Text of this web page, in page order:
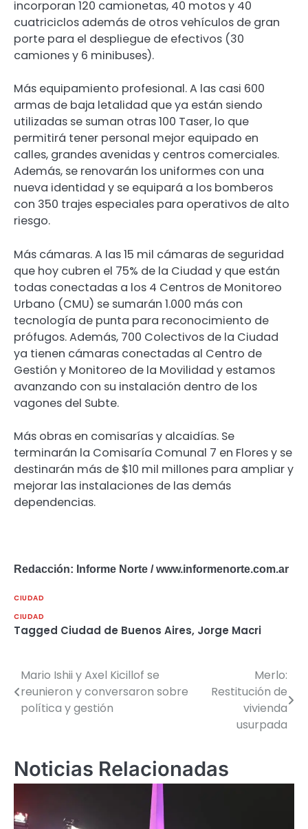
incorporan 120 camionetas, 40 motos y 40
cuatriciclos además de otros vehículos de gran
porte para el despliegue de efectivos (30
camiones y 6 minibuses).
Más equipamiento profesional. A las casi 600
armas de baja letalidad que ya están siendo
utilizadas se suman otras 100 Taser, lo que
permitirá tener personal mejor equipado en
calles, grandes avenidas y centros comerciales.
Además, se renovarán los uniformes con una
nueva identidad y se equipará a los bomberos
con 350 trajes especiales para operativos de alto
riesgo.
Más cámaras. A las 15 mil cámaras de seguridad
que hoy cubren el 75% de la Ciudad y que están
todas conectadas a los 4 Centros de Monitoreo
Urbano (CMU) se sumarán 1.000 más con
tecnología de punta para reconocimiento de
prófugos. Además, 700 Colectivos de la Ciudad
ya tienen cámaras conectadas al Centro de
Gestión y Monitoreo de la Movilidad y estamos
avanzando con su instalación dentro de los
vagones del Subte.
Más obras en comisarías y alcaidías. Se
terminarán la Comisaría Comunal 7 en Flores y se
destinarán más de $10 mil millones para ampliar y
mejorar las instalaciones de las demás
dependencias.
Redacción: Informe Norte / www.informenorte.com.ar
CIUDAD
CIUDAD
Tagged Ciudad de Buenos Aires, Jorge Macri
Navegación
de
Mario Ishii y Axel Kicillof se
reunieron y conversaron sobre
política y gestión
Merlo:
Restitución de
vivienda
usurpada
Noticias Relacionadas